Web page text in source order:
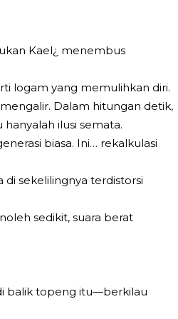
Kael¿ menembus
logam yang memulihkan diri.
Dalam hitungan detik,
ilusi semata.
biasa. Ini… rekalkulasi
sekelilingnya terdistorsi
sedikit, suara berat
balik topeng itu—berkilau